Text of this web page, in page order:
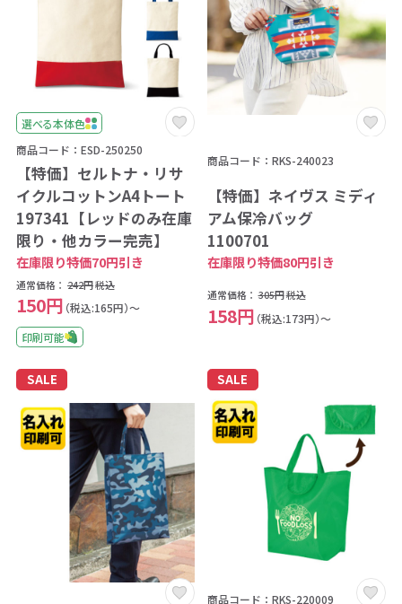
選べる本体色
商品コード：ESD-250250
【特価】セルトナ・リサ
イクルコットンA4トート
197341【レッドのみ在庫
限り・他カラー完売】
在庫限り特価70円引き
通常価格： 242円税込
150円 （税込:165円）～
印刷可能
商品コード：RKS-240023
【特価】ネイヴス ミディ
アム保冷バッグ
1100701
在庫限り特価80円引き
通常価格： 305円税込
158円 （税込:173円）～
SALE SALE
商品コード：RKS-220009